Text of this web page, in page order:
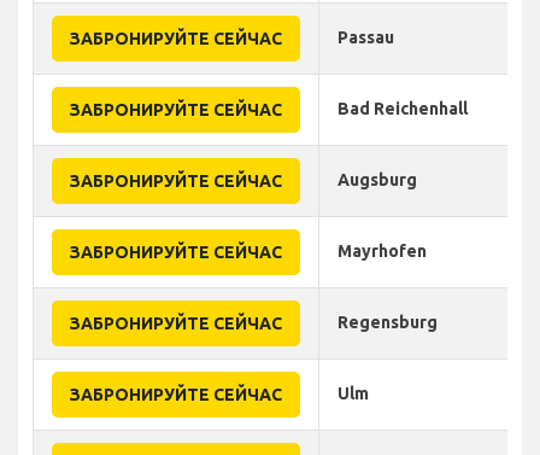
ЗАБРОНИРУЙТЕ СЕЙЧАС Passau
ЗАБРОНИРУЙТЕ СЕЙЧАС Bad Reichenhall
ЗАБРОНИРУЙТЕ СЕЙЧАС Augsburg
ЗАБРОНИРУЙТЕ СЕЙЧАС Mayrhofen
ЗАБРОНИРУЙТЕ СЕЙЧАС Regensburg
ЗАБРОНИРУЙТЕ СЕЙЧАС Ulm